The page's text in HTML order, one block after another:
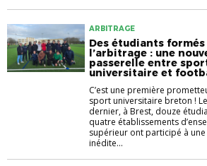
ARBITRAGE
Des étudiants formés
l’arbitrage : une
passerelle entre
universitaire et
C’est une première
sport universitaire breton !
dernier, à Brest, douze
quatre établissements
supérieur ont participé à une
inédite...